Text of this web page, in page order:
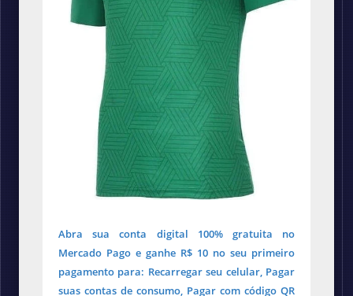
Abra sua conta digital 100% gratuita no
Mercado Pago e ganhe R$ 10 no seu primeiro
pagamento para: Recarregar seu celular, Pagar
suas contas de consumo, Pagar com código QR